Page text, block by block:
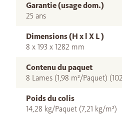
Garantie (usage dom.)
25 ans
Dimensions (H x l X L )
8 x 193 x 1282 mm
Contenu du paquet
8 Lames (1,98 m²/Paquet)
Poids du colis
14,28 kg/Paquet (7,21 kg/m²)